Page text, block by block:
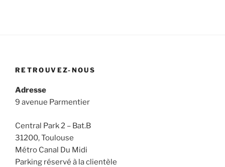
RETROUVEZ-NOUS
Adresse
9 avenue Parmentier
Central Park 2 – Bat.B
31200, Toulouse
Métro Canal Du Midi
Parking réservé à la clientèle